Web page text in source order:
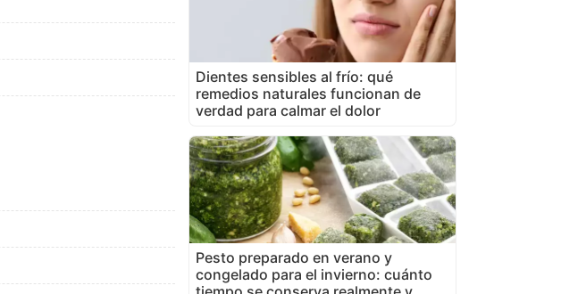
Dientes sensibles al frío: qué
remedios naturales funcionan de
verdad para calmar el dolor
Pesto preparado en verano y
congelado para el invierno: cuánto